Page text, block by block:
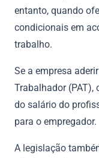
entanto, quando
condicionais em
trabalho.
Se a empresa
Trabalhador (PAT),
do salário do
para o empregador.
A legislação